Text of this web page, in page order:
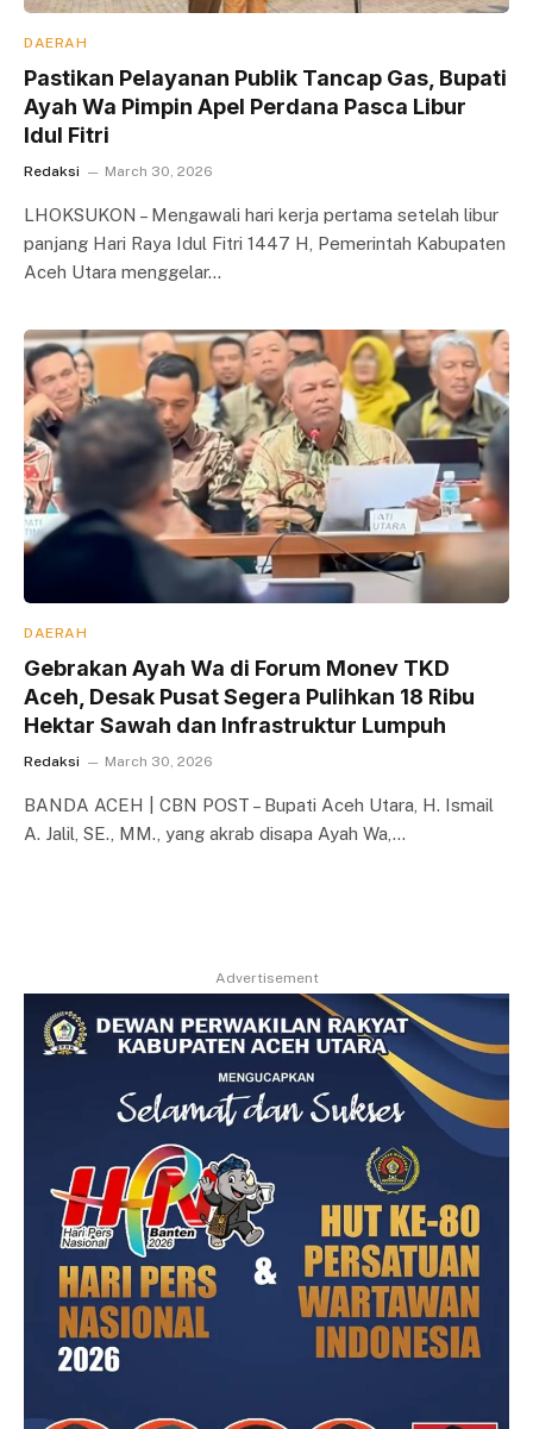
DAERAH
Pastikan Pelayanan Publik Tancap Gas, Bupati
Ayah Wa Pimpin Apel Perdana Pasca Libur
Idul Fitri
Redaksi March 30, 2026
LHOKSUKON – Mengawali hari kerja pertama setelah libur
panjang Hari Raya Idul Fitri 1447 H, Pemerintah Kabupaten
Aceh Utara menggelar…
DAERAH
Gebrakan Ayah Wa di Forum Monev TKD
Aceh, Desak Pusat Segera Pulihkan 18 Ribu
Hektar Sawah dan Infrastruktur Lumpuh
Redaksi March 30, 2026
BANDA ACEH | CBN POST – Bupati Aceh Utara, H. Ismail
A. Jalil, SE., MM., yang akrab disapa Ayah Wa,…
Advertisement